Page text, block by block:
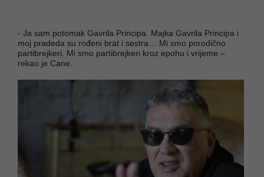
- Ja sam potomak Gavrila Principa. Majka Gavrila Principa i
moj pradeda su rođeni brat i sestra… Mi smo porodično
partibrejkeri. Mi smo partibrejkeri kroz epohu i vrijeme –
rekao je Cane.